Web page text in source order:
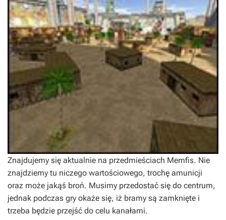
Znajdujemy się aktualnie na przedmieściach Memfis. Nie
znajdziemy tu niczego wartościowego, trochę amunicji
oraz może jakąś broń. Musimy przedostać się do centrum,
jednak podczas gry okaże się, iż bramy są zamknięte i
trzeba będzie przejść do celu kanałami.